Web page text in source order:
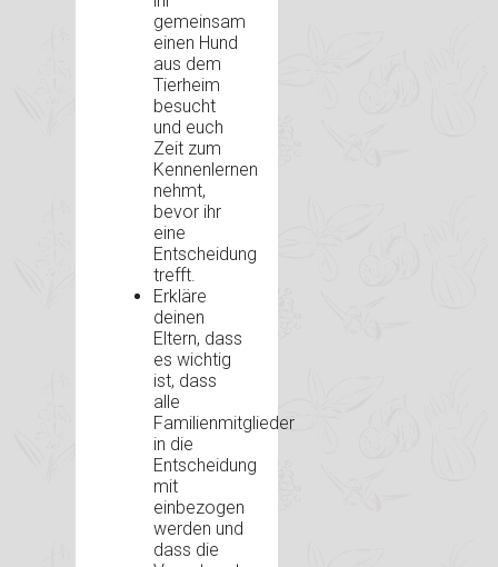
gemeinsam
einen Hund
aus dem
Tierheim
besucht
und euch
Zeit zum
Kennenlernen
nehmt,
bevor ihr
eine
Entscheidung
trefft.
Erkläre
deinen
Eltern, dass
es wichtig
ist, dass
alle
Familienmitglieder
in die
Entscheidung
mit
einbezogen
werden und
dass die